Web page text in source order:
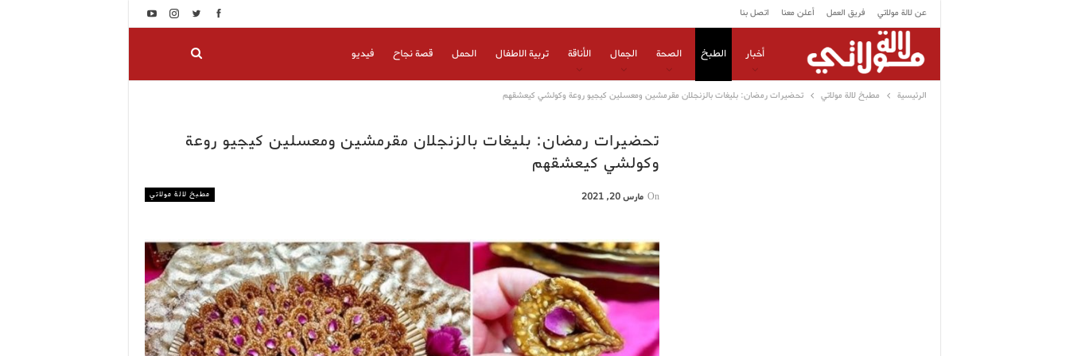
عن لالة مولاتي فريق العمل أعلن معنا اتصل بنا
أخبار الطبخ الصحة الجمال الأناقة تربية الاطفال الحمل قصة نجاح فيديو
الرئيسية مطبخ لالة مولاتي تحضيرات رمضان: بليغات بالزنجلان مقرمشين ومعسلين كيجيو روعة وكولشي كيعشقهم
تحضيرات رمضان: بليغات بالزنجلان مقرمشين ومعسلين كيجيو روعة
وكولشي كيعشقهم
مطبخ لالة مولاتي On مارس 20, 2021